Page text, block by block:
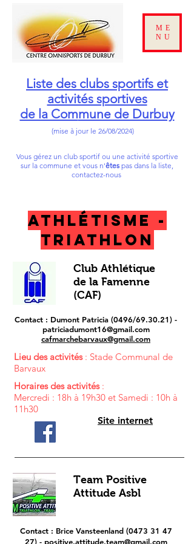
ME
NU
Liste des clubs sportifs et
activités sportives
de la Commune de Durbuy
(mise à jour le 26/08/2024)
Vous gérez un club sportif ou une activité sportive
sur la commune et vous n'êtes pas dans la liste,
contactez-nous
Athlétisme -
Triathlon
Club Athlétique
de la Famenne
(CAF)
Contact : Dumont Patricia (0496/69.30.21) -
patriciadumont16@gmail.com
cafmarchebarvaux@gmail.com
Lieu des activités : Stade Communal de
Barvaux
Horaires des activités :
Mercredi : 18h à 19h30 et Samedi : 10h à
11h30
Site internet
Team Positive
Attitude Asbl
Contact : Brice Vansteenland (0473 31 47
27)- positive.attitude.team@gmail.com